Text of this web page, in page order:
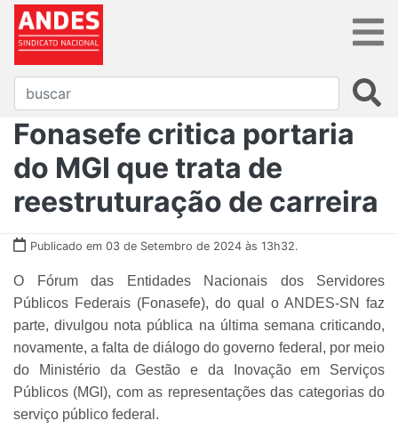
Fonasefe critica portaria
do MGI que trata de
reestruturação de carreira
Publicado em 03 de Setembro de 2024 às 13h32.
O Fórum das Entidades Nacionais dos Servidores
Públicos Federais (Fonasefe), do qual o ANDES-SN faz
parte, divulgou nota pública na última semana criticando,
novamente, a falta de diálogo do governo federal, por meio
do Ministério da Gestão e da Inovação em Serviços
Públicos (MGI), com as representações das categorias do
serviço público federal.